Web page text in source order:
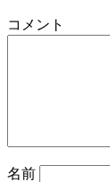
コメント
名前